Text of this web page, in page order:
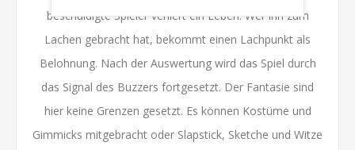
beschuldigte Spieler verliert ein Leben. Wer ihn zum
Lachen gebracht hat, bekommt einen Lachpunkt als
Belohnung. Nach der Auswertung wird das Spiel durch
das Signal des Buzzers fortgesetzt. Der Fantasie sind
hier keine Grenzen gesetzt. Es können Kostüme und
Gimmicks mitgebracht oder Slapstick, Sketche und Witze